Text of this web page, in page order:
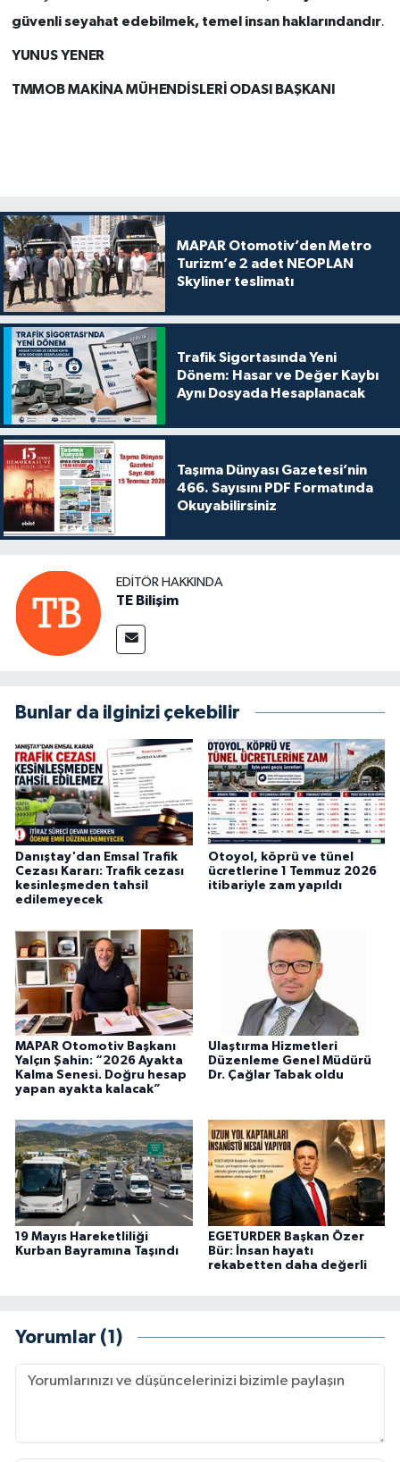
güvenli seyahat edebilmek, temel insan haklarındandır.
YUNUS YENER
TMMOB MAKİNA MÜHENDİSLERİ ODASI BAŞKANI
MAPAR Otomotiv’den Metro
Turizm’e 2 adet NEOPLAN
Skyliner teslimatı
Trafik Sigortasında Yeni
Dönem: Hasar ve Değer Kaybı
Aynı Dosyada Hesaplanacak
Taşıma Dünyası Gazetesi’nin
466. Sayısını PDF Formatında
Okuyabilirsiniz
EDITÖR HAKKINDA
TE Bilişim
Bunlar da ilginizi çekebilir
Danıştay'dan Emsal Trafik
Cezası Kararı: Trafik cezası
kesinleşmeden tahsil
edilemeyecek
Otoyol, köprü ve tünel
ücretlerine 1 Temmuz 2026
itibariyle zam yapıldı
MAPAR Otomotiv Başkanı
Yalçın Şahin: “2026 Ayakta
Kalma Senesi. Doğru hesap
yapan ayakta kalacak”
Ulaştırma Hizmetleri
Düzenleme Genel Müdürü
Dr. Çağlar Tabak oldu
19 Mayıs Hareketliliği
Kurban Bayramına Taşındı
EGETURDER Başkan Özer
Bür: İnsan hayatı
rekabetten daha değerli
Yorumlar (1)